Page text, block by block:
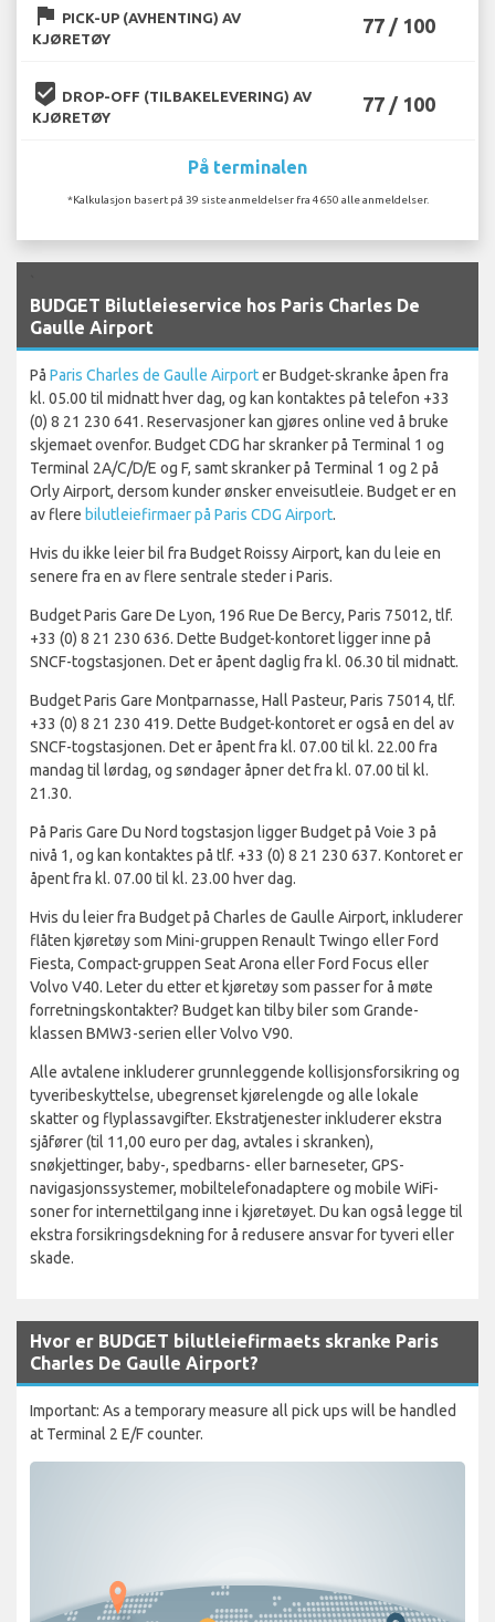
flag PICK-UP (AVHENTING) AV
KJØRETØY
77 / 100
beenhere DROP-OFF (TILBAKELEVERING) AV
KJØRETØY
77 / 100
På terminalen
*Kalkulasjon basert på 39 siste anmeldelser fra 4650 alle anmeldelser.
BUDGET Bilutleieservice hos Paris Charles De
Gaulle Airport
På Paris Charles de Gaulle Airporter Budget-skranke åpen fra
kl. 05.00 til midnatt hver dag, og kan kontaktes på telefon +33
(0) 8 21 230 641. Reservasjoner kan gjøres online ved å bruke
skjemaet ovenfor. Budget CDG har skranker på Terminal 1 og
Terminal 2A/C/D/E og F, samt skranker på Terminal 1 og 2 på
Orly Airport, dersom kunder ønsker enveisutleie. Budget er en
av flere bilutleiefirmaer på Paris CDG Airport.
Hvis du ikke leier bil fra Budget Roissy Airport, kan du leie en
senere fra en av flere sentrale steder i Paris.
Budget Paris Gare De Lyon, 196 Rue De Bercy, Paris 75012, tlf.
+33 (0) 8 21 230 636. Dette Budget-kontoret ligger inne på
SNCF-togstasjonen. Det er åpent daglig fra kl. 06.30 til midnatt.
Budget Paris Gare Montparnasse, Hall Pasteur, Paris 75014, tlf.
+33 (0) 8 21 230 419. Dette Budget-kontoret er også en del av
SNCF-togstasjonen. Det er åpent fra kl. 07.00 til kl. 22.00 fra
mandag til lørdag, og søndager åpner det fra kl. 07.00 til kl.
21.30.
På Paris Gare Du Nord togstasjon ligger Budget på Voie 3 på
nivå 1, og kan kontaktes på tlf. +33 (0) 8 21 230 637. Kontoret er
åpent fra kl. 07.00 til kl. 23.00 hver dag.
Hvis du leier fra Budget på Charles de Gaulle Airport, inkluderer
flåten kjøretøy som Mini-gruppen Renault Twingo eller Ford
Fiesta, Compact-gruppen Seat Arona eller Ford Focus eller
Volvo V40. Leter du etter et kjøretøy som passer for å møte
forretningskontakter? Budget kan tilby biler som Grande-
klassen BMW3-serien eller Volvo V90.
Alle avtalene inkluderer grunnleggende kollisjonsforsikring og
tyveribeskyttelse, ubegrenset kjørelengde og alle lokale
skatter og flyplassavgifter. Ekstratjenester inkluderer ekstra
sjåfører (til 11,00 euro per dag, avtales i skranken),
snøkjettinger, baby-, spedbarns- eller barneseter, GPS-
navigasjonssystemer, mobiltelefonadaptere og mobile WiFi-
soner for internettilgang inne i kjøretøyet. Du kan også legge til
ekstra forsikringsdekning for å redusere ansvar for tyveri eller
skade.
Hvor er BUDGET bilutleiefirmaets skranke Paris
Charles De Gaulle Airport?
Important: As a temporary measure all pick ups will be handled
at Terminal 2 E/F counter.